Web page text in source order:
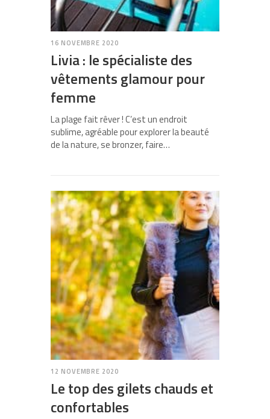
16 NOVEMBRE 2020
Livia : le spécialiste des
vêtements glamour pour
femme
La plage fait rêver ! C’est un endroit
sublime, agréable pour explorer la beauté
de la nature, se bronzer, faire…
12 NOVEMBRE 2020
Le top des gilets chauds et
confortables